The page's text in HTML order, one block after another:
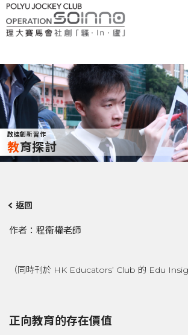
啟迪創新習作
教育探討
返回
作者：程衞權老師
（同時刊於 HK Educators’ Club 的 Edu
正向教育的存在價值